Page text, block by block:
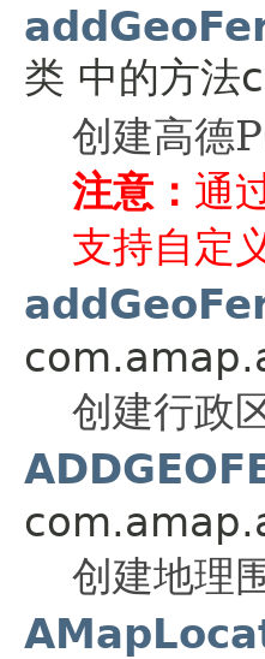
类 中的方
创建高德
注意： 通
支持自定
创建行政
创建地理